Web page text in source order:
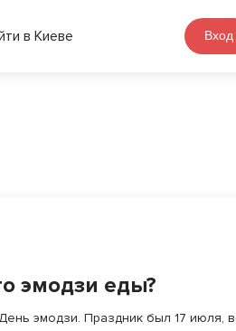
в Киеве Вход
эмодзи еды?
эмодзи. Праздник был 17 июля,